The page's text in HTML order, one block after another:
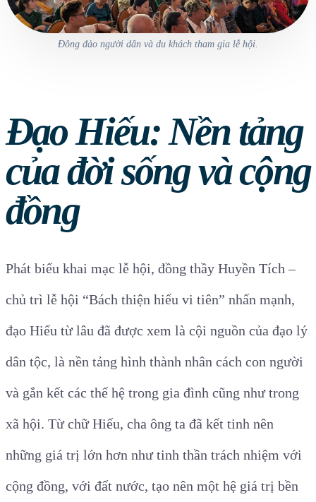
Đông đảo người dân và du khách tham gia lễ hội.
Đạo Hiếu: Nền tảng
của đời sống và cộng
đồng
Phát biểu khai mạc lễ hội, đồng thầy Huyền Tích –
chủ trì lễ hội “Bách thiện hiếu vi tiên” nhấn mạnh,
đạo Hiếu từ lâu đã được xem là cội nguồn của đạo lý
dân tộc, là nền tảng hình thành nhân cách con người
và gắn kết các thế hệ trong gia đình cũng như trong
xã hội. Từ chữ Hiếu, cha ông ta đã kết tinh nên
những giá trị lớn hơn như tinh thần trách nhiệm với
cộng đồng, với đất nước, tạo nên một hệ giá trị bền